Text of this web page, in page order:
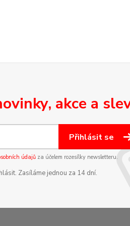
akce a
Přihlásit se
údajůza účelem rozesílky newsletteru.
Zasíláme jednou za 14 dní.